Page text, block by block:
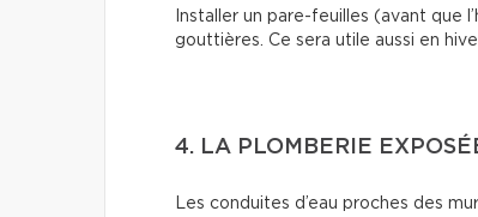
Installer un pare-feuilles (avant que
gouttières. Ce sera utile aussi en
4. LA PLOMBERIE
Les conduites d’eau proches des